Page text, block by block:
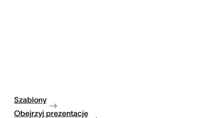
Szablony
Obejrzyj prezentację